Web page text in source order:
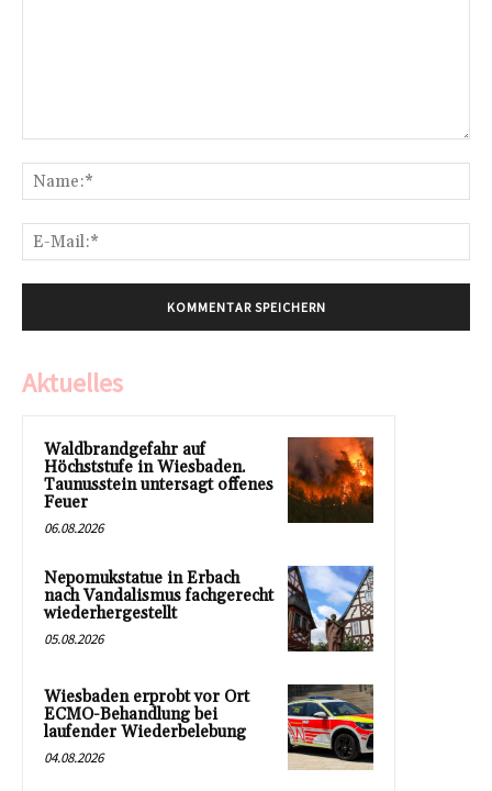
Aktuelles
Waldbrandgefahr auf
Höchststufe in Wiesbaden.
Taunusstein untersagt offenes
Feuer
06.08.2026
Nepomukstatue in Erbach
nach Vandalismus fachgerecht
wiederhergestellt
05.08.2026
Wiesbaden erprobt vor Ort
ECMO-Behandlung bei
laufender Wiederbelebung
04.08.2026